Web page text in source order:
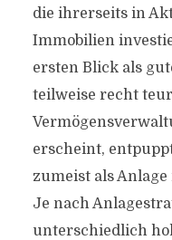
die ihrerseits in
Immobilien
ersten Blick als
teilweise recht
erscheint,
zumeist als
Je nach
unterschiedlich